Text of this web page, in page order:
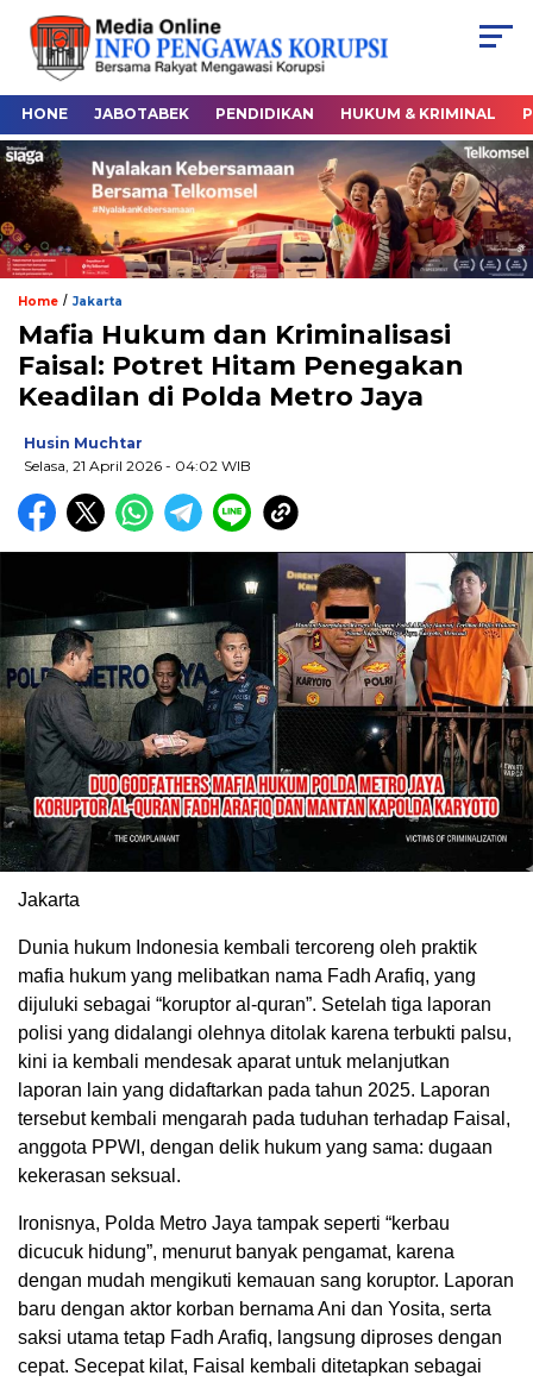
HONE JABOTABEK PENDIDIKAN HUKUM & KRIMINAL
Home / Jakarta
Mafia Hukum dan Kriminalisasi
Faisal: Potret Hitam Penegakan
Keadilan di Polda Metro Jaya
Husin Muchtar
Selasa, 21 April 2026 - 04:02 WIB
Jakarta
Dunia hukum Indonesia kembali tercoreng oleh praktik
mafia hukum yang melibatkan nama Fadh Arafiq, yang
dijuluki sebagai “koruptor al-quran”. Setelah tiga laporan
polisi yang didalangi olehnya ditolak karena terbukti palsu,
kini ia kembali mendesak aparat untuk melanjutkan
laporan lain yang didaftarkan pada tahun 2025. Laporan
tersebut kembali mengarah pada tuduhan terhadap Faisal,
anggota PPWI, dengan delik hukum yang sama: dugaan
kekerasan seksual.
Ironisnya, Polda Metro Jaya tampak seperti “kerbau
dicucuk hidung”, menurut banyak pengamat, karena
dengan mudah mengikuti kemauan sang koruptor. Laporan
baru dengan aktor korban bernama Ani dan Yosita, serta
saksi utama tetap Fadh Arafiq, langsung diproses dengan
cepat. Secepat kilat, Faisal kembali ditetapkan sebagai